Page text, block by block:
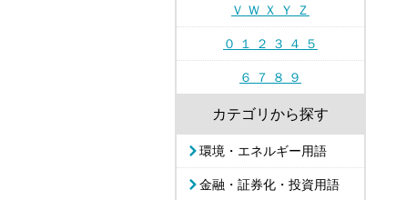
Ｖ Ｗ Ｘ Ｙ Ｚ
０ １ ２ ３ ４ ５
６ ７ ８ ９
カテゴリから探す
環境・エネルギー用語
金融・証券化・投資用語